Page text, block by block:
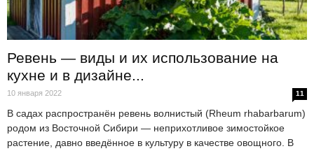
Ревень — виды и их использование на
кухне и в дизайне...
10 января 2022 11
В садах распространён ревень волнистый (Rheum rhabarbarum)
родом из Восточной Сибири — неприхотливое зимостойкое
растение, давно введённое в культуру в качестве овощного. В